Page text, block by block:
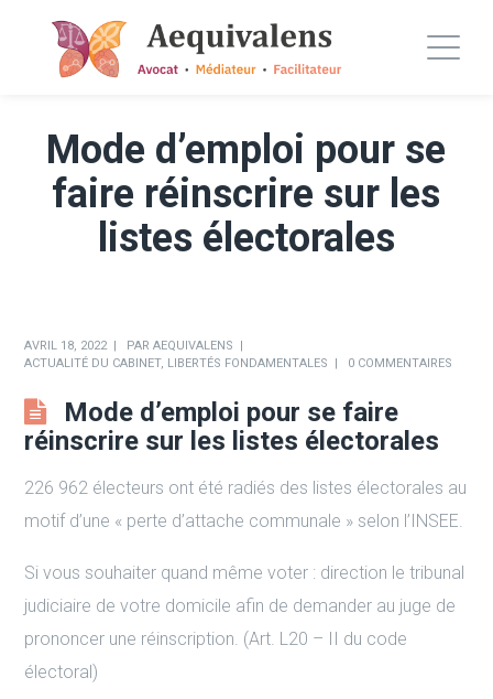
Mode d’emploi pour se
faire réinscrire sur les
listes électorales
AVRIL 18, 2022 PARAEQUIVALENS
ACTUALITÉ DU CABINET, LIBERTÉS FONDAMENTALES 0 COMMENTAIRES
Mode d’emploi pour se faire
réinscrire sur les listes électorales
226 962 électeurs ont été radiés des listes électorales au
motif d’une « perte d’attache communale » selon l’INSEE.
Si vous souhaiter quand même voter : direction le tribunal
judiciaire de votre domicile afin de demander au juge de
prononcer une réinscription. (Art. L20 – II du code
électoral)